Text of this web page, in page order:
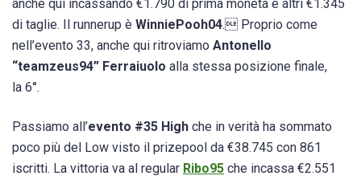
anche qui incassando €1.790 di prima moneta e altri €1.345
di taglie. Il runnerup è WinniePooh04. Proprio come
nell’evento 33, anche qui ritroviamo Antonello
“teamzeus94” Ferraiuolo alla stessa posizione finale,
la 6°.
Passiamo all’evento #35 High che in verità ha sommato
poco più del Low visto il prizepool da €38.745 con 861
iscritti. La vittoria va al regular Ribo95 che incassa €2.551